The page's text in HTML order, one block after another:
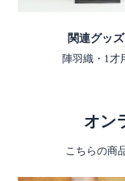
関連グッズ
陣羽織・1才
オン
こちらの商